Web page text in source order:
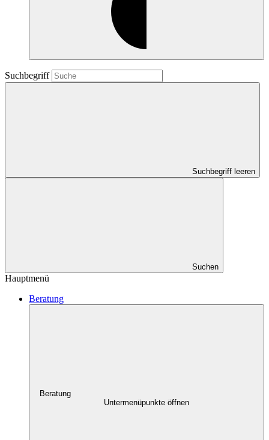
Suchbegriff
Suchbegriff leeren
Suchen
Hauptmenü
Beratung
Beratung
Untermenüpunkte öffnen